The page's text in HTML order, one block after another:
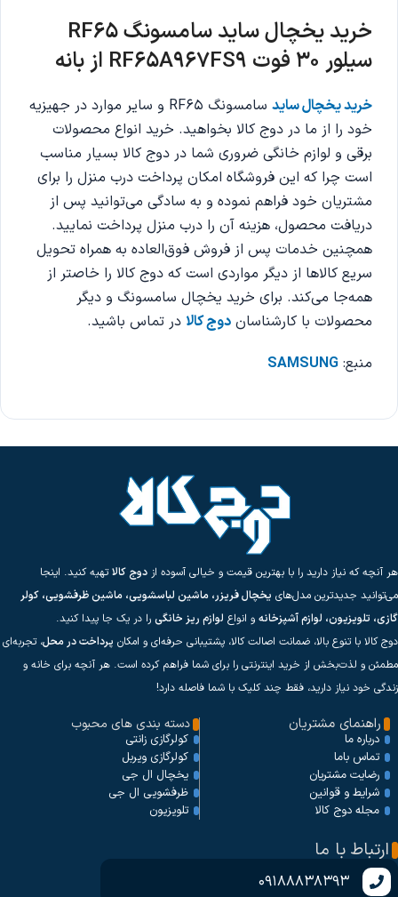
خرید یخچال ساید سامسونگ RF65
سیلور 30 فوت RF65A967FS9 از بانه
خرید یخچال ساید
سامسونگ RF65 و سایر موارد در جهیزیه
خود را از ما در دوج کالا بخواهید. خرید انواع محصولات
برقی و لوازم خانگی ضروری شما در دوج کالا بسیار مناسب
است چرا که این فروشگاه امکان پرداخت درب منزل را برای
مشتریان خود فراهم نموده و به سادگی می‌توانید پس از
دریافت محصول، هزینه آن را درب منزل پرداخت نمایید.
همچنین خدمات پس از فروش فوق‌العاده به همراه تحویل
سریع کالاها از دیگر مواردی است که دوج کالا را خاصتر از
همه‌جا می‌کند. برای خرید یخچال سامسونگ و دیگر
محصولات با کارشناسان دوج کالا در تماس باشید.
منبع: SAMSUNG
هر آنچه که نیاز دارید را با بهترین قیمت و خیالی آسوده از دوج کالاتهیه کنید. اینجا
می‌توانید جدیدترین مدل‌های یخچال فریزر، ماشین لباسشویی، ماشین ظرفشویی، کولر
گازی، تلویزیون، لوازم آشپزخانه و انواع لوازم ریز خانگی را در یک جا پیدا کنید.
دوج کالا با تنوع بالا، ضمانت اصالت کالا، پشتیبانی حرفه‌ای و امکان پرداخت در محل، تجربه‌ای
مطمئن و لذت‌بخش از خرید اینترنتی را برای شما فراهم کرده است. هر آنچه برای خانه و
زندگی خود نیاز دارید، فقط چند کلیک با شما فاصله دارد!
راهنمای مشتریان
درباره ما
تماس باما
رضایت مشتریان
شرایط و قوانین
مجله دوج کالا
دسته بندی های محبوب
کولرگازی زانتی
کولرگازی ویربل
یخچال ال جی
ظرفشویی ال جی
تلویزیون
ارتباط با ما
09188838393